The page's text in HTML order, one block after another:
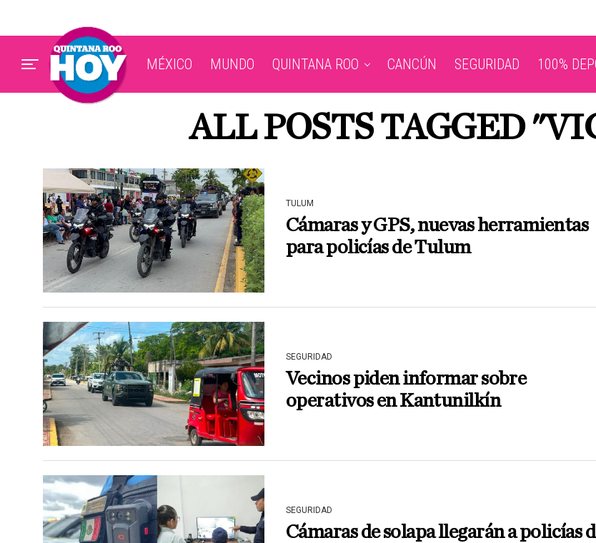
MÉXICO MUNDO QUINTANA ROO CANCÚN SEGURIDAD 100%
ALL POSTS TAGGED
TULUM
Cámaras y GPS, nuevas herramientas
para policías de Tulum
SEGURIDAD
Vecinos piden informar sobre
operativos en Kantunilkín
SEGURIDAD
Cámaras de solapa llegarán a policías